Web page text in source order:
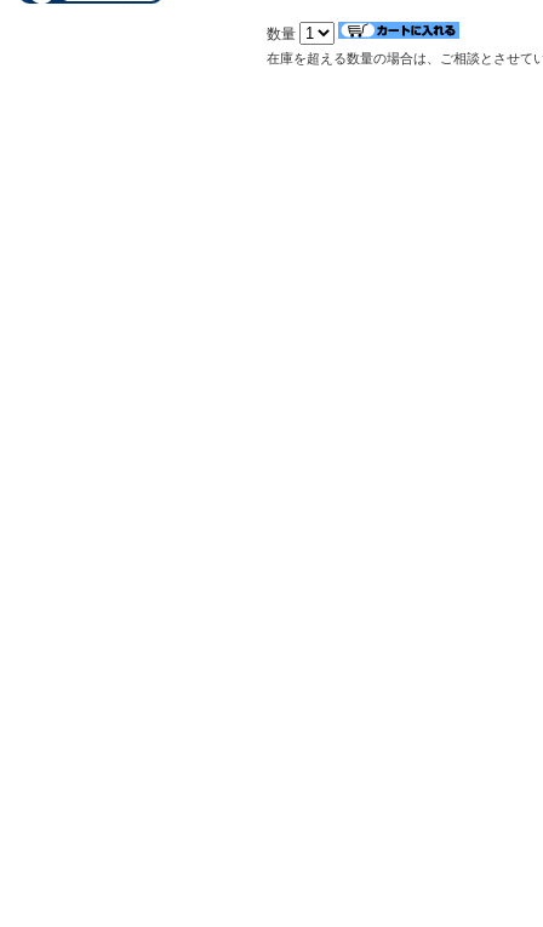
数量
在庫を超える数量の場合は、ご相談とさせて